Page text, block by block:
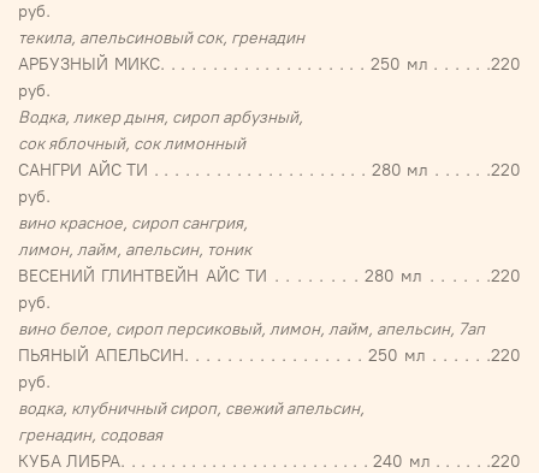
руб.
текила, апельсиновый сок, гренадин
АРБУЗНЫЙ МИКС. . . . . . . . . . . . . . . . . . . . 250 мл . . . . . .220
руб.
Водка, ликер дыня, сироп арбузный,
сок яблочный, сок лимонный
САНГРИ АЙС ТИ . . . . . . . . . . . . . . . . . . . . . 280 мл . . . . . .220
руб.
вино красное, сироп сангрия,
лимон, лайм, апельсин, тоник
ВЕСЕНИЙ ГЛИНТВЕЙН АЙС ТИ . . . . . . . . 280 мл . . . . . .220
руб.
вино белое, сироп персиковый, лимон, лайм, апельсин, 7ап
ПЬЯНЫЙ АПЕЛЬСИН. . . . . . . . . . . . . . . . . 250 мл . . . . . .220
руб.
водка, клубничный сироп, свежий апельсин,
гренадин, содовая
КУБА ЛИБРА. . . . . . . . . . . . . . . . . . . . . . . . . 240 мл . . . . . .220